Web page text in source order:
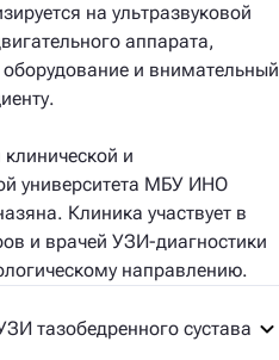
на ультразвуковой
аппарата,
оборудование и внимательный
и
университета МБУ ИНО
Клиника участвует в
и врачей УЗИ-диагностики
направлению.
тазобедренного сустава